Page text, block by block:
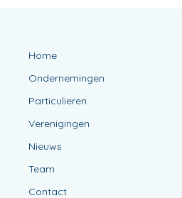
Home
Ondernemingen
Particulieren
Verenigingen
Nieuws
Team
Contact